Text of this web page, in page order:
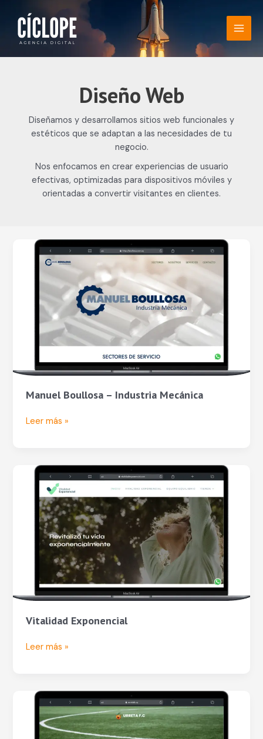
contenido
Diseño Web
Diseñamos y desarrollamos sitios web funcionales y
estéticos que se adaptan a las necesidades de tu
negocio.
Nos enfocamos en crear experiencias de usuario
efectivas, optimizadas para dispositivos móviles y
orientadas a convertir visitantes en clientes.
Manuel Boullosa – Industria Mecánica
Manuel
Boullosa
Industria
Mecánica
Leer más »
Vitalidad Exponencial
Vitalidad
Exponencial
Leer más »
Urreta
Fútbol
Club